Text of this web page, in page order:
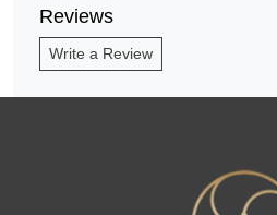
Reviews
Write a Review